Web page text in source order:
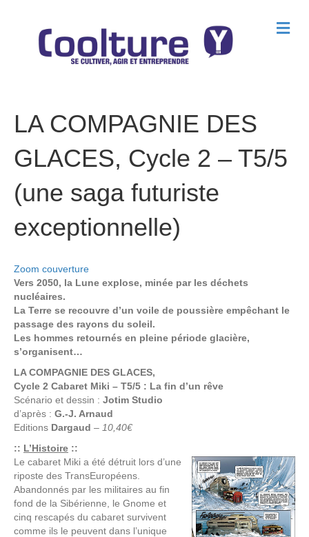
M
e
LA COMPAGNIE DES
GLACES, Cycle 2 – T5/5
(une saga futuriste
exceptionnelle)
Zoom couverture
Vers 2050, la Lune explose, minée par les déchets
nucléaires.
La Terre se recouvre d’un voile de poussière empêchant le
passage des rayons du soleil.
Les hommes retournés en pleine période glacière,
s’organisent…
LA COMPAGNIE DES GLACES,
Cycle 2 Cabaret Miki – T5/5 : La fin d’un rêve
Scénario et dessin : Jotim Studio
d’après : G.-J. Arnaud
Editions Dargaud – 10,40€
:: L’Histoire ::
Le cabaret Miki a été détruit lors d’une
riposte des TransEuropéens.
Abandonnés par les militaires au fin
fond de la Sibérienne, le Gnome et
cinq rescapés du cabaret survivent
comme ils le peuvent dans l’unique